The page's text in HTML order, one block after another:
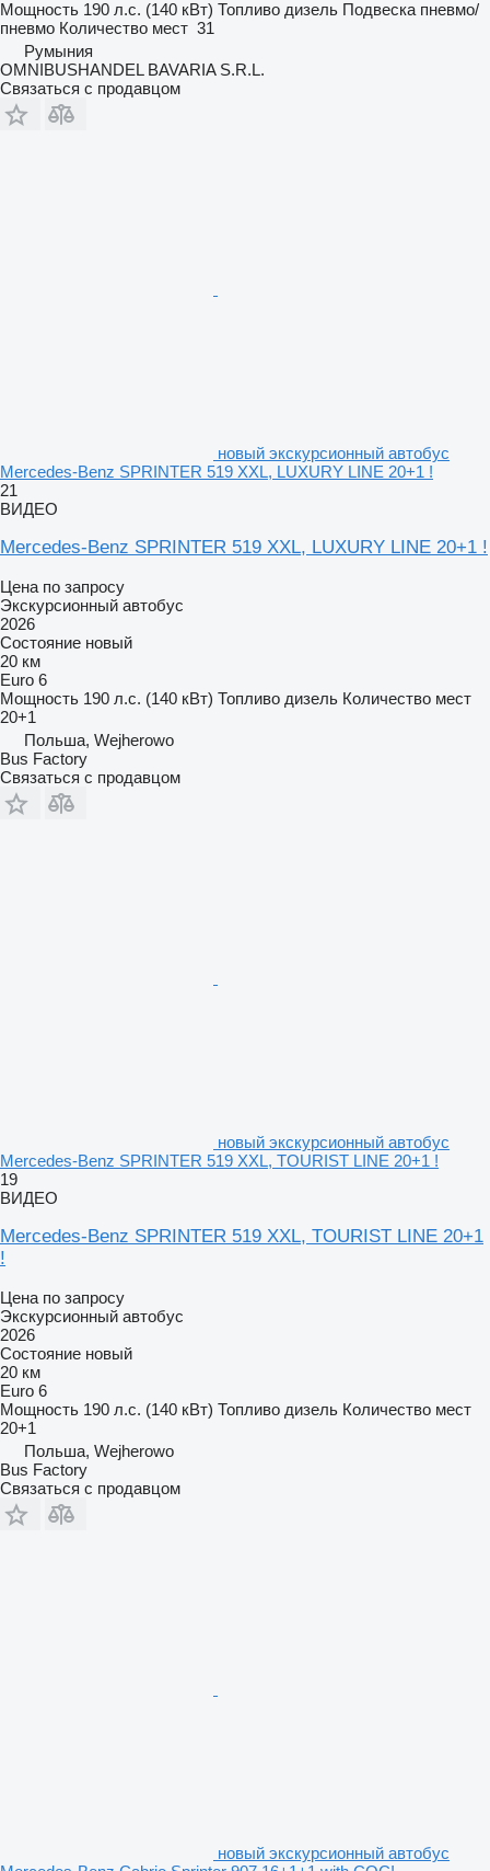
Мощность 190 л.с. (140 кВт) Топливо дизель Подвеска пневмо/
пневмо Количество мест 31
Румыния
OMNIBUSHANDEL BAVARIA S.R.L.
Связаться с продавцом
новый экскурсионный автобус
Mercedes-Benz SPRINTER 519 XXL, LUXURY LINE 20+1 !
21
ВИДЕО
Mercedes-Benz SPRINTER 519 XXL, LUXURY LINE 20+1 !
Цена по запросу
Экскурсионный автобус
2026
Состояние новый
20 км
Euro 6
Мощность 190 л.с. (140 кВт) Топливо дизель Количество мест
20+1
Польша, Wejherowo
Bus Factory
Связаться с продавцом
новый экскурсионный автобус
Mercedes-Benz SPRINTER 519 XXL, TOURIST LINE 20+1 !
19
ВИДЕО
Mercedes-Benz SPRINTER 519 XXL, TOURIST LINE 20+1
!
Цена по запросу
Экскурсионный автобус
2026
Состояние новый
20 км
Euro 6
Мощность 190 л.с. (140 кВт) Топливо дизель Количество мест
20+1
Польша, Wejherowo
Bus Factory
Связаться с продавцом
новый экскурсионный автобус